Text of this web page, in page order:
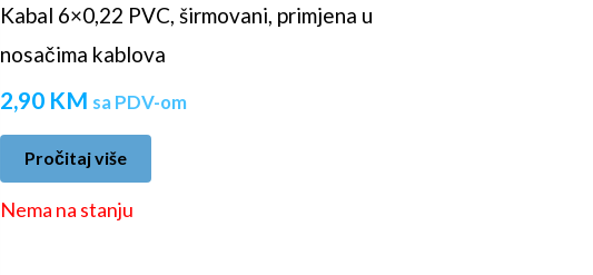
Kabal 6×0,22 PVC, širmovani, primjena u
nosačima kablova
2,90 KM sa PDV-om
Pročitaj više
Nema na stanju